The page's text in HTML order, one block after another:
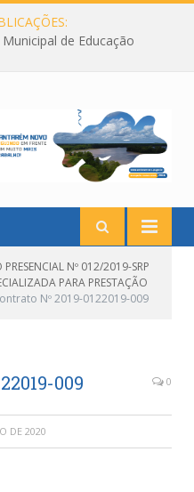
de Educação
PRESENCIAL Nº 012/2019-SRP
PARA PRESTAÇÃO
Nº 2019-0122019-009
009 0
DE 2020